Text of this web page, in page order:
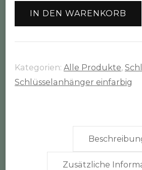
IN DEN WARENKORB
Kategorien: Alle Produkte,
Schlüsselanhänger einfarbig
Zusätzliche